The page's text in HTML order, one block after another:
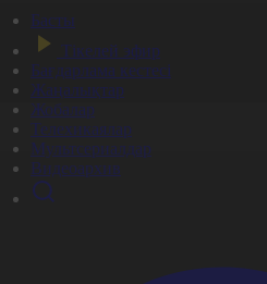
Басты
Тікелей эфир
Бағдарлама кестесі
Жаңалықтар
Жобалар
Телехикаялар
Мультсериалдар
Видеоархив